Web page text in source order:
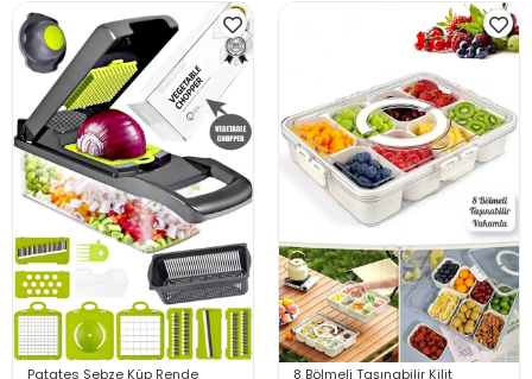
Patates Sebze Küp Rende
8 Bölmeli Taşınabilir Kilit